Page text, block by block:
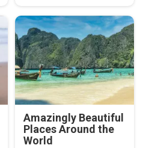
Amazingly Beautiful
Places Around the
World